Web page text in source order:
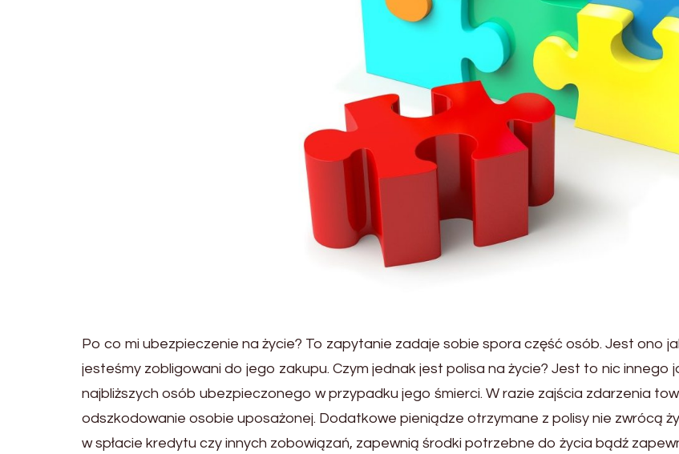
Po co mi ubezpieczenie na życie? To zapytanie zadaje sobie spora część osób. Jest ono
jesteśmy zobligowani do jego zakupu. Czym jednak jest polisa na życie? Jest to nic
najbliższych osób ubezpieczonego w przypadku jego śmierci. W razie zajścia zdarzenia
odszkodowanie osobie uposażonej. Dodatkowe pieniądze otrzymane z polisy nie zwrócą
w spłacie kredytu czy innych zobowiązań, zapewnią środki potrzebne do życia bądź